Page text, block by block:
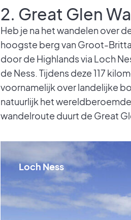
2. Great Glen
Heb je na het wandelen over
hoogste berg van Groot-
door de Highlands via Loch
de Ness. Tijdens deze 117
voornamelijk over landelijke
natuurlijk het
wandelroute duurt de Great
Loch Ness